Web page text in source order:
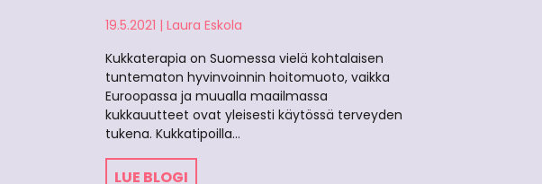
19.5.2021 | Laura Eskola
Kukkaterapia on Suomessa vielä kohtalaisen
tuntematon hyvinvoinnin hoitomuoto, vaikka
Euroopassa ja muualla maailmassa
kukkauutteet ovat yleisesti käytössä terveyden
tukena. Kukkatipoilla…
LUE BLOGI